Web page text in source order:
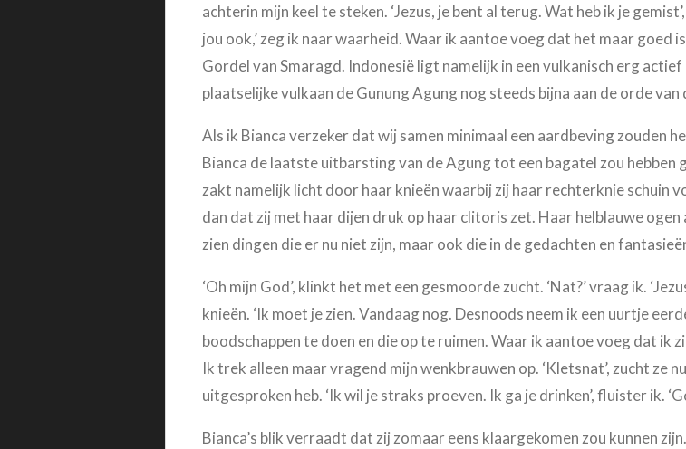
achterin mijn keel te steken. ‘Jezus, je bent al terug. Wat heb ik je
jou ook,’ zeg ik naar waarheid. Waar ik aantoe voeg dat het maar goed
Gordel van Smaragd. Indonesië ligt namelijk in een vulkanisch erg
plaatselijke vulkaan de Gunung Agung nog steeds bijna aan de orde van
Als ik Bianca verzeker dat wij samen minimaal een aardbeving zouden
Bianca de laatste uitbarsting van de Agung tot een bagatel zou hebben
zakt namelijk licht door haar knieën waarbij zij haar rechterknie schuin
dan dat zij met haar dijen druk op haar clitoris zet. Haar helblauwe
zien dingen die er nu niet zijn, maar ook die in de gedachten en
‘Oh mijn God’, klinkt het met een gesmoorde zucht. ‘Nat?’ vraag ik.
knieën. ‘Ik moet je zien. Vandaag nog. Desnoods neem ik een uurtje
boodschappen te doen en die op te ruimen. Waar ik aantoe voeg dat ik
Ik trek alleen maar vragend mijn wenkbrauwen op. ‘Kletsnat’, zucht ze
uitgesproken heb. ‘Ik wil je straks proeven. Ik ga je drinken’, fluister ik.
Bianca’s blik verraadt dat zij zomaar eens klaargekomen zou kunnen